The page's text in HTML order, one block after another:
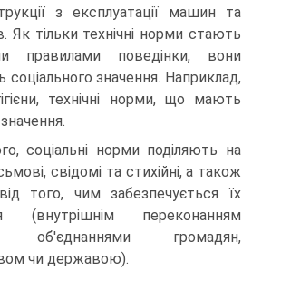
з експлуатації машин та
Як тільки технічні норми стають
правилами поведінки, вони
соціального значення. Наприклад,
технічні норми, що мають
соціальні норми поділяють на
свідомі та стихійні, а також
того, чим забезпечується їх
(внутрішнім переконанням
об'єднаннями громадян,
чи державою).